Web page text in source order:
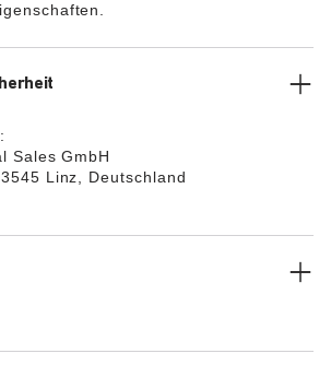
Sales GmbH
Linz, Deutschland